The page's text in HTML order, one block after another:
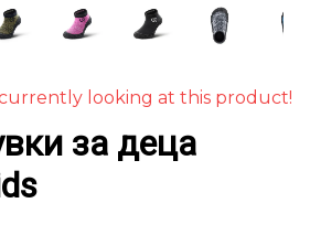
looking at this product!
за деца